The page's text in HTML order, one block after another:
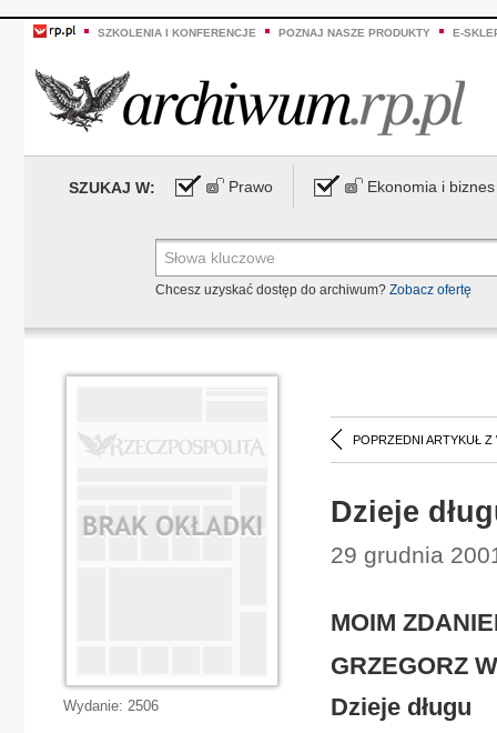
SZKOLENIA I KONFERENCJE POZNAJ NASZE PRODUKTY E-
SZUKAJ W: Prawo Ekonomia i biznes
Chcesz uzyskać dostęp do archiwum? Zobacz ofertę
POPRZEDNI ARTYKUŁ Z
Dzieje
29 grudnia
MOIM
GRZEGORZ
Dzieje długu
Wydanie: 2506